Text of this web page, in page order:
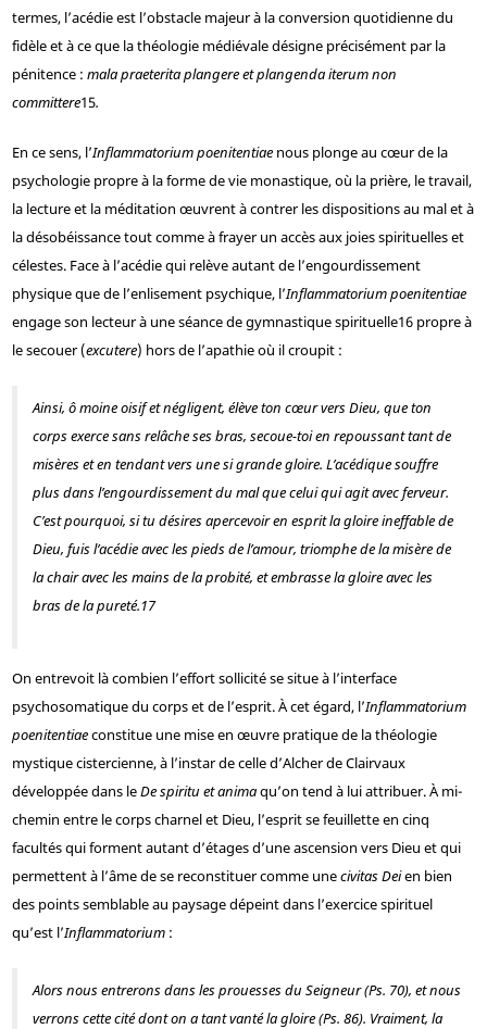
termes, l’acédie est l’obstacle majeur à la conversion quotidienne du
fidèle et à ce que la théologie médiévale désigne précisément par la
pénitence : mala praeterita plangere et plangenda iterum non
committere15.
En ce sens, l’Inflammatorium poenitentiaenous plonge au cœur de la
psychologie propre à la forme de vie monastique, où la prière, le travail,
la lecture et la méditation œuvrent à contrer les dispositions au mal et à
la désobéissance tout comme à frayer un accès aux joies spirituelles et
célestes. Face à l’acédie qui relève autant de l’engourdissement
physique que de l’enlisement psychique, l’Inflammatorium poenitentiae
engage son lecteur à une séance de gymnastique spirituelle16propre à
le secouer (excutere) hors de l’apathie où il croupit :
Ainsi, ô moine oisif et négligent, élève ton cœur vers Dieu, que ton
corps exerce sans relâche ses bras, secoue-toi en repoussant tant de
misères et en tendant vers une si grande gloire. L’acédique souffre
plus dans l’engourdissement du mal que celui qui agit avec ferveur.
C’est pourquoi, si tu désires apercevoir en esprit la gloire ineffable de
Dieu, fuis l’acédie avec les pieds de l’amour, triomphe de la misère de
la chair avec les mains de la probité, et embrasse la gloire avec les
bras de la pureté.17
On entrevoit là combien l’effort sollicité se situe à l’interface
psychosomatique du corps et de l’esprit. À cet égard, l’Inflammatorium
poenitentiaeconstitue une mise en œuvre pratique de la théologie
mystique cistercienne, à l’instar de celle d’Alcher de Clairvaux
développée dans leDe spiritu et animaqu’on tend à lui attribuer. À mi-
chemin entre le corps charnel et Dieu, l’esprit se feuillette en cinq
facultés qui forment autant d’étages d’une ascension vers Dieu et qui
permettent à l’âme de se reconstituer comme unecivitas Deien bien
des points semblable au paysage dépeint dans l’exercice spirituel
qu’est l’Inflammatorium:
Alorsnous entrerons dans les prouesses du Seigneur(Ps. 70), et nous
verrons cette cité dont on a tant vanté la gloire (Ps. 86). Vraiment, la